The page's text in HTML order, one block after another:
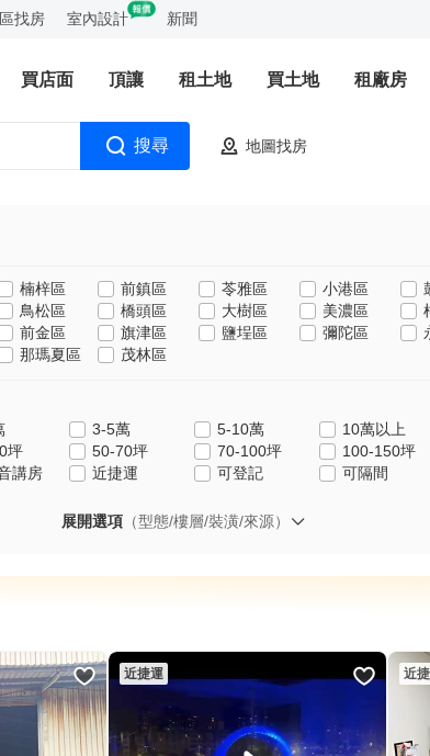
找房 室內設計 新聞
買店面 頂讓 租土地 買土地 租廠房
搜尋 地圖找房
楠梓區 前鎮區 苓雅區 小港區
鳥松區 橋頭區 大樹區 美濃區
前金區 旗津區 鹽埕區 彌陀區
那瑪夏區 茂林區
3-5萬 5-10萬 10萬以上
坪 50-70坪 70-100坪 100-150坪
講房 近捷運 可登記 可隔間
展開選項 （型態/樓層/裝潢/來源）
近捷運 近